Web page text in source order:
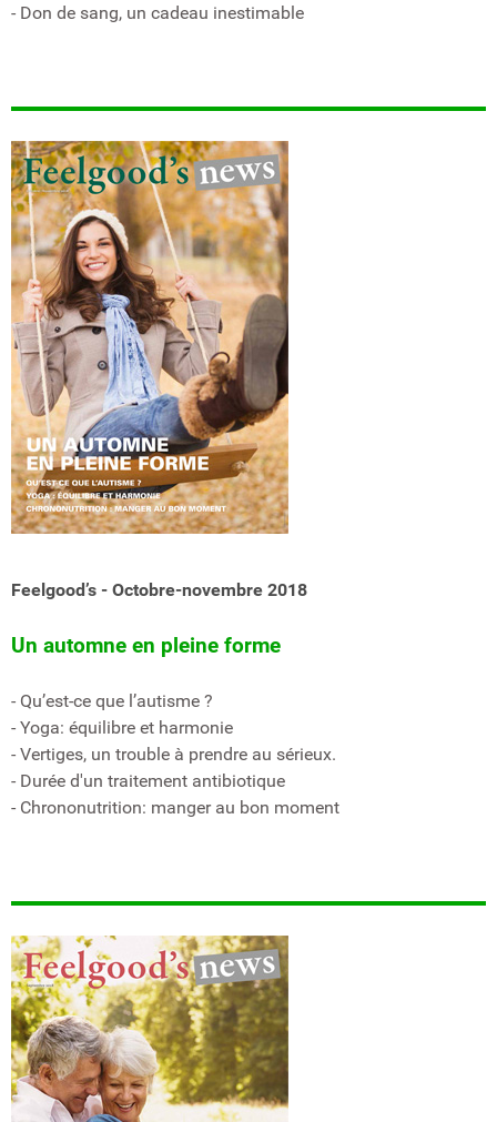
- Don de sang, un cadeau inestimable
Feelgood’s - Octobre-novembre 2018
Un automne en pleine forme
- Qu’est-ce que l’autisme ?
- Yoga: équilibre et harmonie
- Vertiges, un trouble à prendre au sérieux.
- Durée d'un traitement antibiotique
- Chrononutrition: manger au bon moment